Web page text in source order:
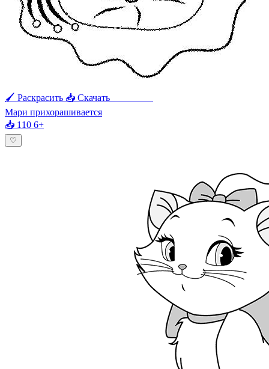
🖌 Раскрасить 📥 Скачать
Мари прихорашивается
📥 110 6+
♡